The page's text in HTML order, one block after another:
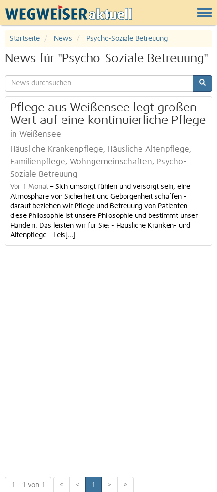
Startseite News Psycho-Soziale Betreuung
News für "Psycho-Soziale Betreuung"
Pflege aus Weißensee legt großen
Wert auf eine kontinuierliche Pflege
in Weißensee
Häusliche Krankenpflege, Häusliche Altenpflege,
Familienpflege, Wohngemeinschaften, Psycho-
Soziale Betreuung
Vor 1 Monat – Sich umsorgt fühlen und versorgt sein, eine
Atmosphäre von Sicherheit und Geborgenheit schaffen -
darauf beziehen wir Pflege und Betreuung von Patienten -
diese Philosophie ist unsere Philosophie und bestimmt unser
Handeln. Das leisten wir für Sie: - Häusliche Kranken- und
Altenpflege - Leis[...]
1 - 1 von 1 « < 1 > »